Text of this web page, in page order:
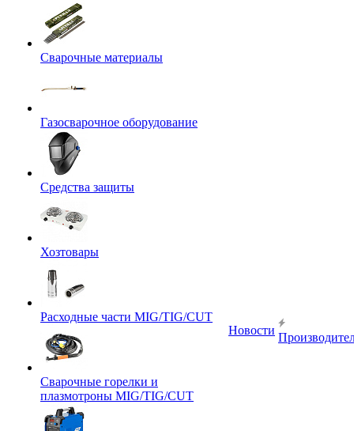
Сварочные материалы
Газосварочное оборудование
Средства защиты
Хозтовары
Расходные части MIG/TIG/CUT
Сварочные горелки и
плазмотроны MIG/TIG/CUT
Новости